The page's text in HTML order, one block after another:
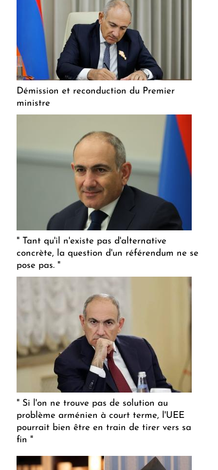
Démission et reconduction du Premier
ministre
" Tant qu'il n'existe pas d'alternative
concrète, la question d'un référendum ne se
pose pas. "
" Si l'on ne trouve pas de solution au
problème arménien à court terme, l'UEE
pourrait bien être en train de tirer vers sa
fin "